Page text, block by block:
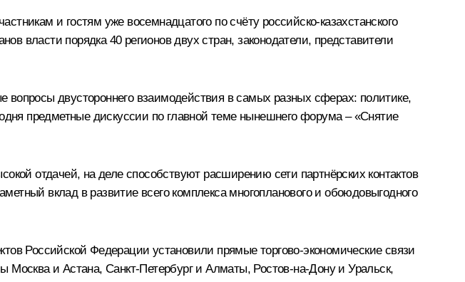
и гостям уже восемнадцатого по счёту российско-казахстанского
власти порядка 40 регионов двух стран, законодатели, представители
двустороннего взаимодействия в самых разных сферах: политике,
предметные дискуссии по главной теме нынешнего форума – «Снятие
отдачей, на деле способствуют расширению сети партнёрских контактов
вклад в развитие всего комплекса многопланового и обоюдовыгодного
Российской Федерации установили прямые торгово-экономические связи
и Астана, Санкт-Петербург и Алматы, Ростов-на-Дону и Уральск,